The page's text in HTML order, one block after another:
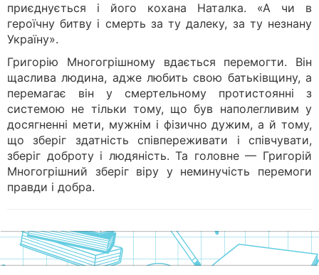
приєднується і його кохана Наталка. «А чи в
героїчну битву і смерть за ту далеку, за ту незнану
Україну».
Григорію Многогрішному вдається перемогти. Він
щаслива людина, адже любить свою батьківщину, а
перемагає він у смертельному протистоянні з
системою не тільки тому, що був наполегливим у
досягненні мети, мужнім і фізично дужим, а й тому,
що зберіг здатність співпереживати і співчувати,
зберіг доброту і людяність. Та головне — Григорій
Многогрішний зберіг віру у неминучість перемоги
правди і добра.